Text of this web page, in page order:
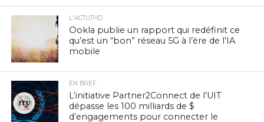
L'ACTUTHD
Ookla publie un rapport qui redéfinit ce
qu’est un “bon” réseau 5G à l’ère de l’IA
mobile
EN BREF
L’initiative Partner2Connect de l’UIT
dépasse les 100 milliards de $
d’engagements pour connecter le